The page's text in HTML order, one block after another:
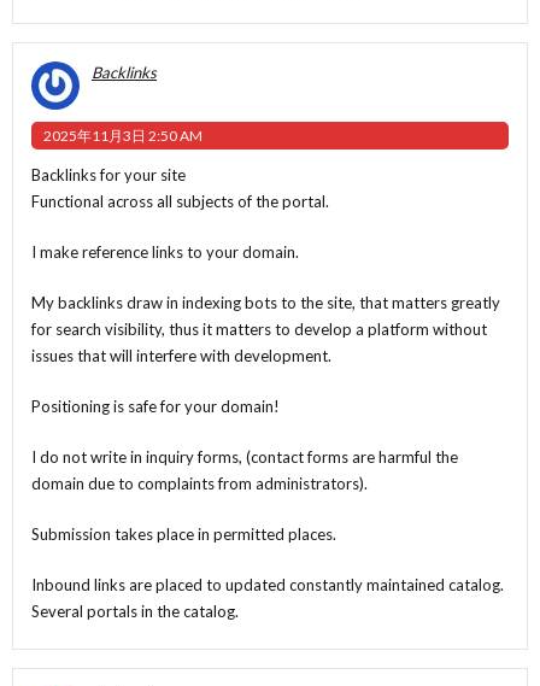
Backlinks
2025年11月3日 2:50 AM
Backlinks for your site
Functional across all subjects of the portal.
I make reference links to your domain.
My backlinks draw in indexing bots to the site, that matters greatly
for search visibility, thus it matters to develop a platform without
issues that will interfere with development.
Positioning is safe for your domain!
I do not write in inquiry forms, (contact forms are harmful the
domain due to complaints from administrators).
Submission takes place in permitted places.
Inbound links are placed to updated constantly maintained catalog.
Several portals in the catalog.